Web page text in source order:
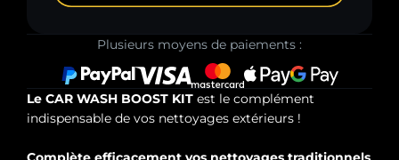
Plusieurs moyens de paiements :
Le CAR WASH BOOST KIT est le complément
indispensable de vos nettoyages extérieurs !